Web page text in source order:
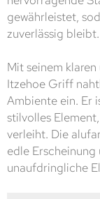
gewährleistet,
zuverlässig bleibt.
Mit seinem
Itzehoe Griff
Ambiente ein. Er
stilvolles
verleiht. Die
edle
unaufdringliche